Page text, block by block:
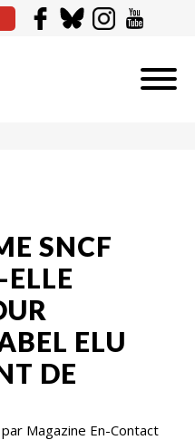
SNCF
ELU
DE
Magazine En-Contact